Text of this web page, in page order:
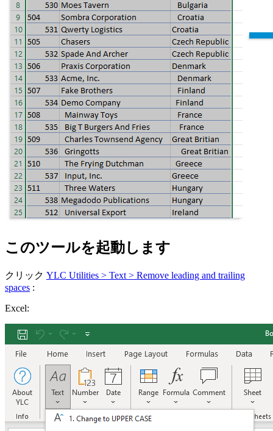
このツールを起動します
クリック YLC Utilities > Text > Remove leading and trailing
spaces :
Excel: